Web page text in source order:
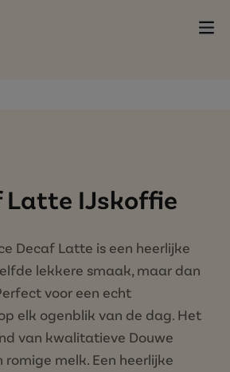
Latte IJskoffie
Decaf Latte is een heerlijke
lekkere smaak, maar dan
voor een echt
elk ogenblik van de dag. Het
van kwalitatieve Douwe
melk. Een heerlijke